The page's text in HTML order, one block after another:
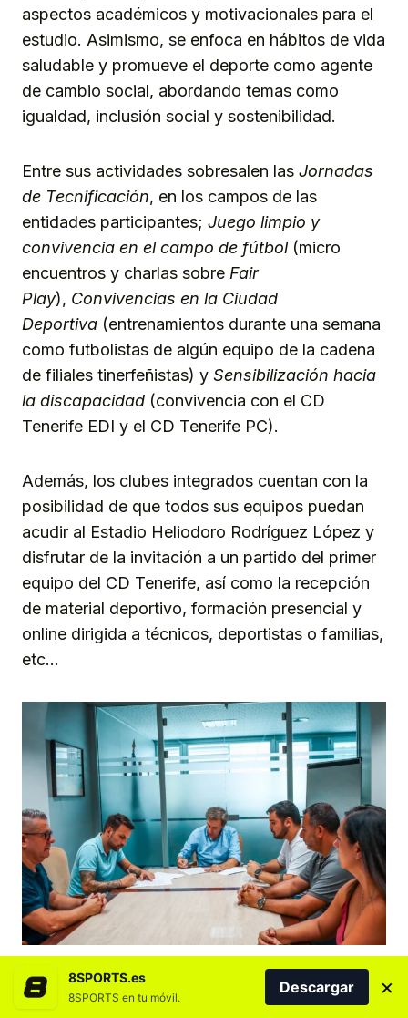
aspectos académicos y motivacionales para el
estudio. Asimismo, se enfoca en hábitos de vida
saludable y promueve el deporte como agente
de cambio social, abordando temas como
igualdad, inclusión social y sostenibilidad.
Entre sus actividades sobresalen las Jornadas
de Tecnificación, en los campos de las
entidades participantes; Juego limpio y
convivencia en el campo de fútbol (micro
encuentros y charlas sobre Fair
Play), Convivencias en la Ciudad
Deportiva (entrenamientos durante una semana
como futbolistas de algún equipo de la cadena
de filiales tinerfeñistas) y Sensibilización hacia
la discapacidad (convivencia con el CD
Tenerife EDI y el CD Tenerife PC).
Además, los clubes integrados cuentan con la
posibilidad de que todos sus equipos puedan
acudir al Estadio Heliodoro Rodríguez López y
disfrutar de la invitación a un partido del primer
equipo del CD Tenerife, así como la recepción
de material deportivo, formación presencial y
online dirigida a técnicos, deportistas o familias,
etc…
CANARIAS EUROPA FÚTBOL
8SPORTS.es
8SPORTS en tu móvil.
Descargar ×